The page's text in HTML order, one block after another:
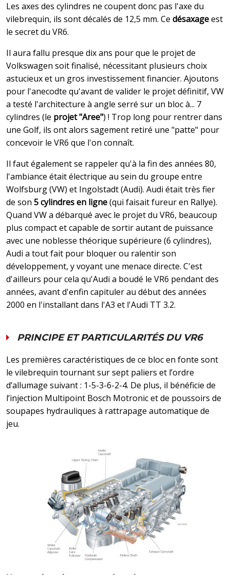
Les axes des cylindres ne coupent donc pas l'axe du
vilebrequin, ils sont décalés de 12,5 mm. Ce désaxageest
le secret du VR6.
Il aura fallu presque dix ans pour que le projet de
Volkswagen soit finalisé, nécessitant plusieurs choix
astucieux et un gros investissement financier. Ajoutons
pour l'anecodte qu'avant de valider le projet définitif, VW
a testé l'architecture à angle serré sur un bloc à... 7
cylindres (le projet "Aree") ! Trop long pour rentrer dans
une Golf, ils ont alors sagement retiré une "patte" pour
concevoir le VR6 que l'on connaît.
Il faut également se rappeler qu'à la fin des années 80,
l'ambiance était électrique au sein du groupe entre
Wolfsburg (VW) et Ingolstadt (Audi). Audi était très fier
de son 5 cylindres en ligne(qui faisait fureur en Rallye).
Quand VW a débarqué avec le projet du VR6, beaucoup
plus compact et capable de sortir autant de puissance
avec une noblesse théorique supérieure (6 cylindres),
Audi a tout fait pour bloquer ou ralentir son
développement, y voyant une menace directe. C'est
d'ailleurs pour cela qu'Audi a boudé le VR6 pendant des
années, avant d'enfin capituler au début des années
2000 en l'installant dans l'A3 et l'Audi TT 3.2.
PRINCIPE ET PARTICULARITÉS DU VR6
Les premières caractéristiques de ce bloc en fonte sont
le vilebrequin tournant sur sept paliers et l’ordre
d’allumage suivant : 1-5-3-6-2-4. De plus, il bénéficie de
l’injection Multipoint Bosch Motronic et de poussoirs de
soupapes hydrauliques à rattrapage automatique de
jeu.